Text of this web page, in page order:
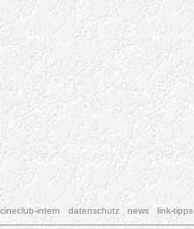
cineclub-intern datenschutz news link-tipps